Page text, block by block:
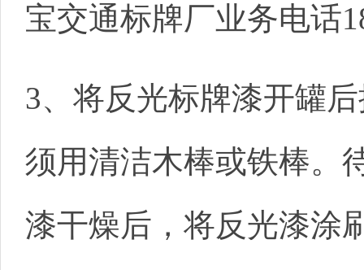
宝交通标牌厂业务电话
3、将反光标牌漆开罐
须用清洁木棒或铁棒。
漆干燥后，将反光漆涂